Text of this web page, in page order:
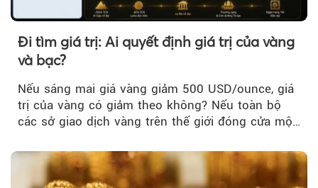
Đi tìm giá trị: Ai quyết định giá trị của vàng
và bạc?
Nếu sáng mai giá vàng giảm 500 USD/ounce, giá
trị của vàng có giảm theo không? Nếu toàn bộ
các sở giao dịch vàng trên thế giới đóng cửa một